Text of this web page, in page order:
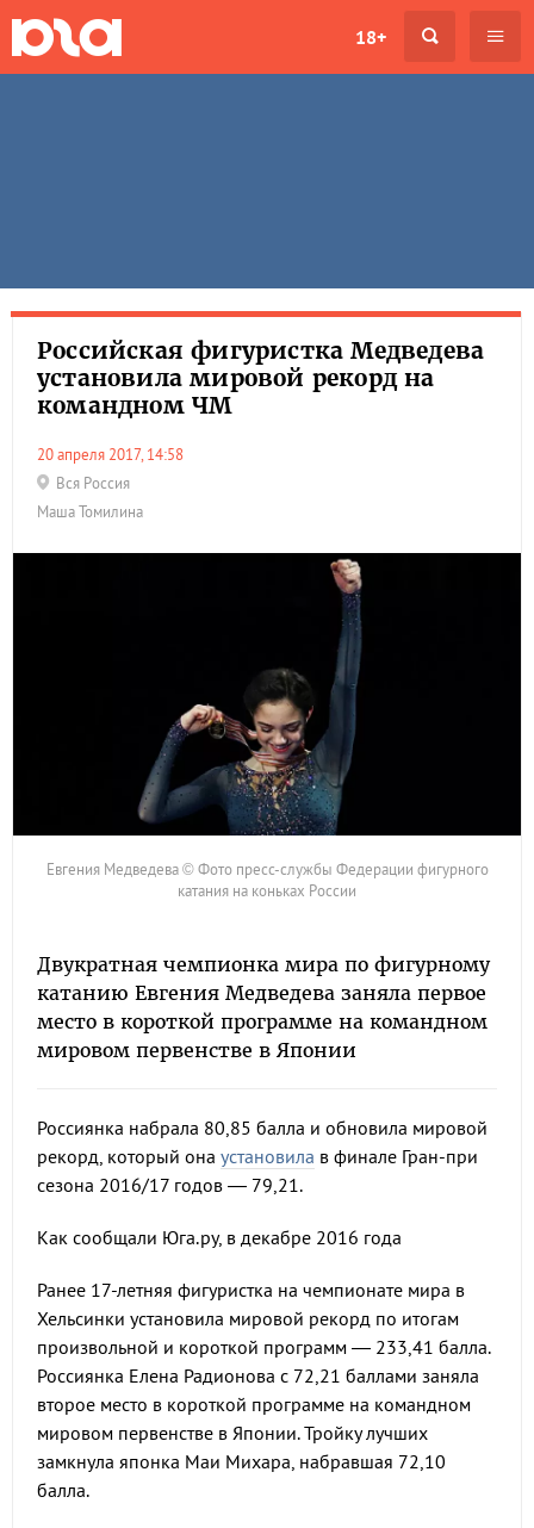
18+
Российская фигуристка Медведева
установила мировой рекорд на
командном ЧМ
20 апреля 2017, 14:58
Вся Россия
Маша Томилина
Евгения Медведева © Фото пресс-службы Федерации фигурного
катания на коньках России
Двукратная чемпионка мира по фигурному
катанию Евгения Медведева заняла первое
место в короткой программе на командном
мировом первенстве в Японии
Россиянка набрала 80,85 балла и обновила мировой
рекорд, который она установила в финале Гран-при
сезона 2016/17 годов — 79,21.
Как сообщали Юга.ру, в декабре 2016 года
Ранее 17-летняя фигуристка на чемпионате мира в
Хельсинки установила мировой рекорд по итогам
произвольной и короткой программ — 233,41 балла.
Россиянка Елена Радионова с 72,21 баллами заняла
второе место в короткой программе на командном
мировом первенстве в Японии. Тройку лучших
замкнула японка Маи Михара, набравшая 72,10
балла.